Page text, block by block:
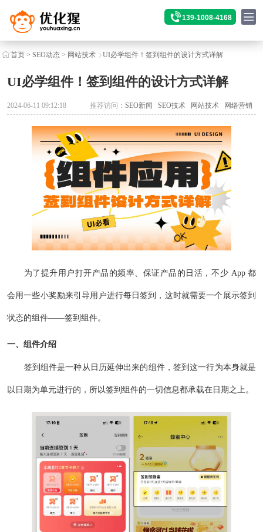
139-1008-4168
首页> SEO动态> 网站技术 UI必学组件！签到组件的设计方式详解
UI必学组件！签到组件的设计方式详解
2024-06-11 09:12:18 推荐访问：SEO新闻 SEO技术 网站技术 网络营销
为了提升用户打开产品的频率、保证产品的日活，不少 App 都
会用一些小奖励来引导用户进行每日签到，这时就需要一个展示签到
状态的组件——签到组件。
一、组件介绍
签到组件是一种从日历延伸出来的组件，签到这一行为本身就是
以日期为单元进行的，所以签到组件的一切信息都承载在日期之上。